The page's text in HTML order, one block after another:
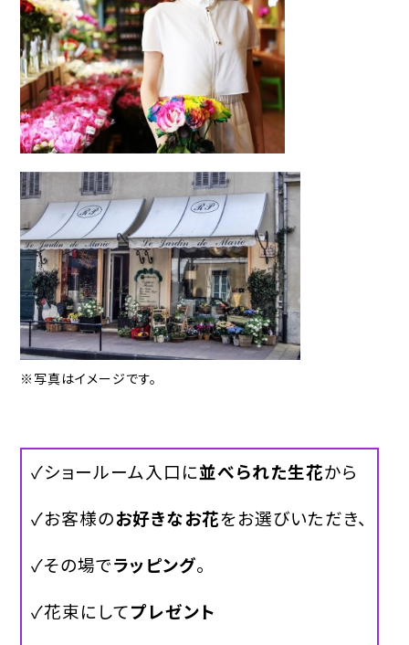
※写真はイメージです。
✓ショールーム入口に並べられた生花から
✓お客様のお好きなお花をお選びいただき、
✓その場でラッピング。
✓花束にしてプレゼント